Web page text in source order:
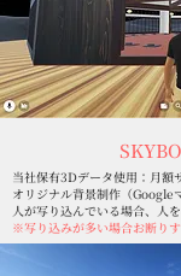
当社保有3Dデータ使用：月額
オリジナル背景制作（
人が写り込んでいる場合、人
※写り込みが多い場合お断りす